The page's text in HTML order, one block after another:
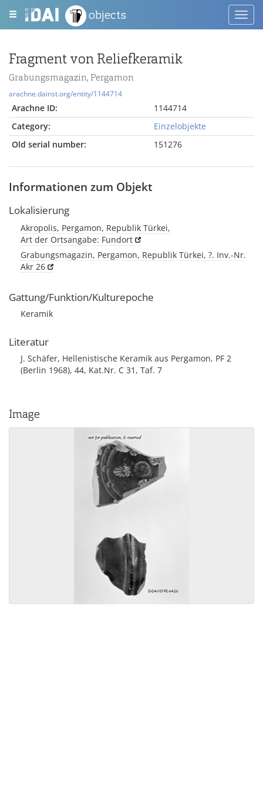
objects
Fragment von Reliefkeramik
Grabungsmagazin, Pergamon
arachne.dainst.org/entity/1144714
Arachne ID:
1144714
Category:
Einzelobjekte
Old serial number:
151276
Informationen zum Objekt
Lokalisierung
Akropolis, Pergamon, Republik Türkei,
Art der Ortsangabe: Fundort
Grabungsmagazin, Pergamon, Republik Türkei, ?. Inv.-Nr.
Akr 26
Gattung/Funktion/Kulturepoche
Keramik
Literatur
J. Schäfer, Hellenistische Keramik aus Pergamon, PF 2
(Berlin 1968), 44, Kat.Nr. C 31, Taf. 7
Image